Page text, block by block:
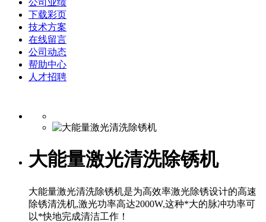
公司业绩
下载彩页
技术方案
在线留言
公司动态
帮助中心
人才招聘
大能量激光清洗除锈机
大能量激光清洗除锈机是为高效率激光除锈设计的高速
除锈清洗机,激光功率高达2000W,这种*大的脉冲功率可
以*快地完成清洁工作！